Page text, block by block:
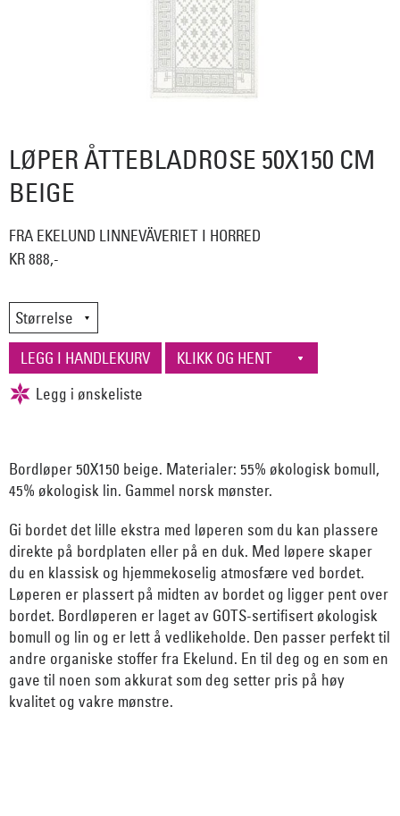
LØPER ÅTTEBLADROSE 50X150 CM
BEIGE
FRA EKELUND LINNEVÄVERIET I HORRED
KR 888,-
Bordløper 50X150 beige. Materialer: 55% økologisk bomull,
45% økologisk lin. Gammel norsk mønster.
Gi bordet det lille ekstra med løperen som du kan plassere
direkte på bordplaten eller på en duk. Med løpere skaper
du en klassisk og hjemmekoselig atmosfære ved bordet.
Løperen er plassert på midten av bordet og ligger pent over
bordet. Bordløperen er laget av GOTS-sertifisert økologisk
bomull og lin og er lett å vedlikeholde. Den passer perfekt til
andre organiske stoffer fra Ekelund. En til deg og en som en
gave til noen som akkurat som deg setter pris på høy
kvalitet og vakre mønstre.